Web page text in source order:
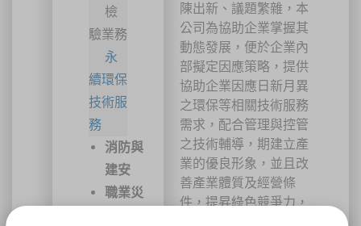
檢
驗業務
永
續環保
技術服
務
消防與
建安
職業災
陳出新、議題繁雜，本
公司為協助企業掌握其
動態發展，便於企業內
部擬定因應策略，提供
協助企業因應日新月異
之環保等相關技術服務
需求，配合管理與控管
之技術輔導，期建立產
業的優良形象，並且改
善產業體質及經營條
件，提昇綠色競爭力，